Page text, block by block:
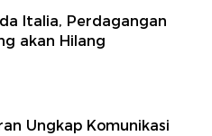
Italia, Perdagangan
akan Hilang
Ungkap Komunikasi